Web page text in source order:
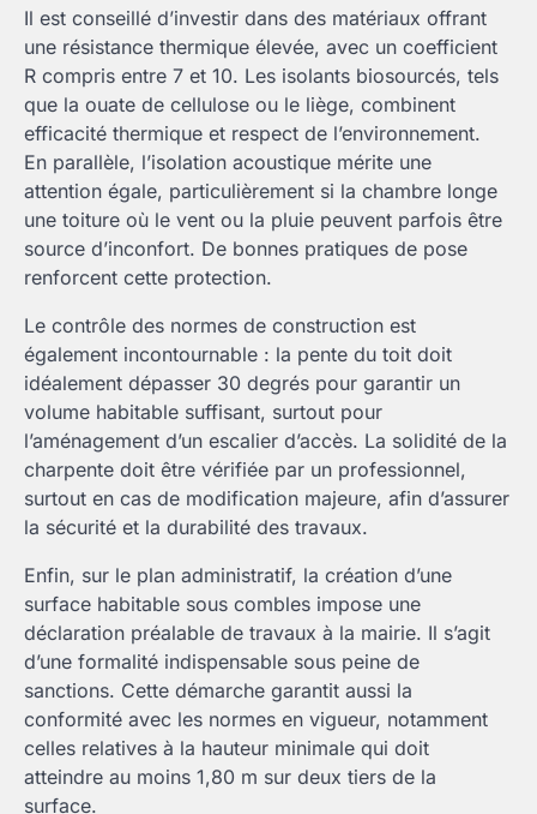
Il est conseillé d’investir dans des matériaux offrant
une résistance thermique élevée, avec un coefficient
R compris entre 7 et 10. Les isolants biosourcés, tels
que la ouate de cellulose ou le liège, combinent
efficacité thermique et respect de l’environnement.
En parallèle, l’isolation acoustique mérite une
attention égale, particulièrement si la chambre longe
une toiture où le vent ou la pluie peuvent parfois être
source d’inconfort. De bonnes pratiques de pose
renforcent cette protection.
Le contrôle des normes de construction est
également incontournable : la pente du toit doit
idéalement dépasser 30 degrés pour garantir un
volume habitable suffisant, surtout pour
l’aménagement d’un escalier d’accès. La solidité de la
charpente doit être vérifiée par un professionnel,
surtout en cas de modification majeure, afin d’assurer
la sécurité et la durabilité des travaux.
Enfin, sur le plan administratif, la création d’une
surface habitable sous combles impose une
déclaration préalable de travaux à la mairie. Il s’agit
d’une formalité indispensable sous peine de
sanctions. Cette démarche garantit aussi la
conformité avec les normes en vigueur, notamment
celles relatives à la hauteur minimale qui doit
atteindre au moins 1,80 m sur deux tiers de la
surface.